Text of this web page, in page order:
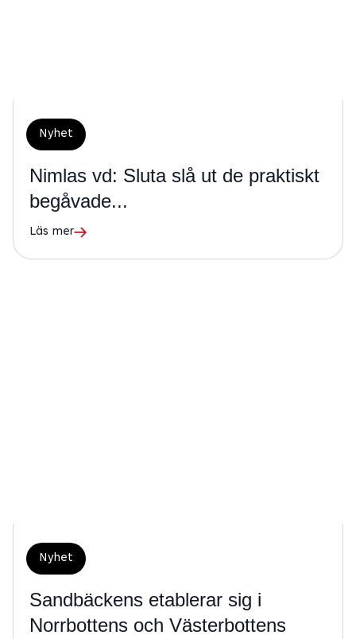
Nyhet
Nimlas vd: Sluta slå ut de praktiskt
begåvade...
Läs mer
Nyhet
Sandbäckens etablerar sig i
Norrbottens och Västerbottens